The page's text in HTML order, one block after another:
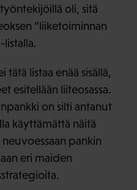
oli, sitä
”liiketoiminnan
tätä listaa enää sisällä,
esitellään liiteosassa.
on silti antanut
käyttämättä näitä
pankin
eri maiden